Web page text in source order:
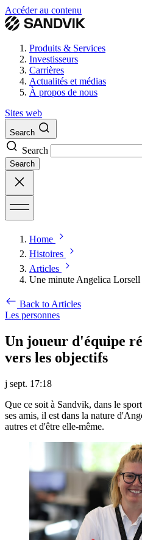
Accéder au contenu
Produits & Services
Investisseurs
Carrières
Actualités et médias
À propos de nous
Sites web
Search
Search
Search
Home
Histoires
Articles
Une minute Angelica Lorsell
Back to Articles
Les personnes
Un joueur d'équipe
vers les objectifs
j sept. 17:18
Que ce soit à Sandvik, dans le
ses amis, il est dans la nature
autres et d'être elle-même.